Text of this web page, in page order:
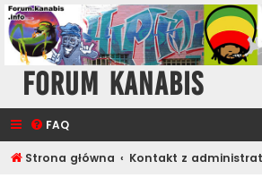
Forum Kanabis
FAQ
Strona główna Kontakt z